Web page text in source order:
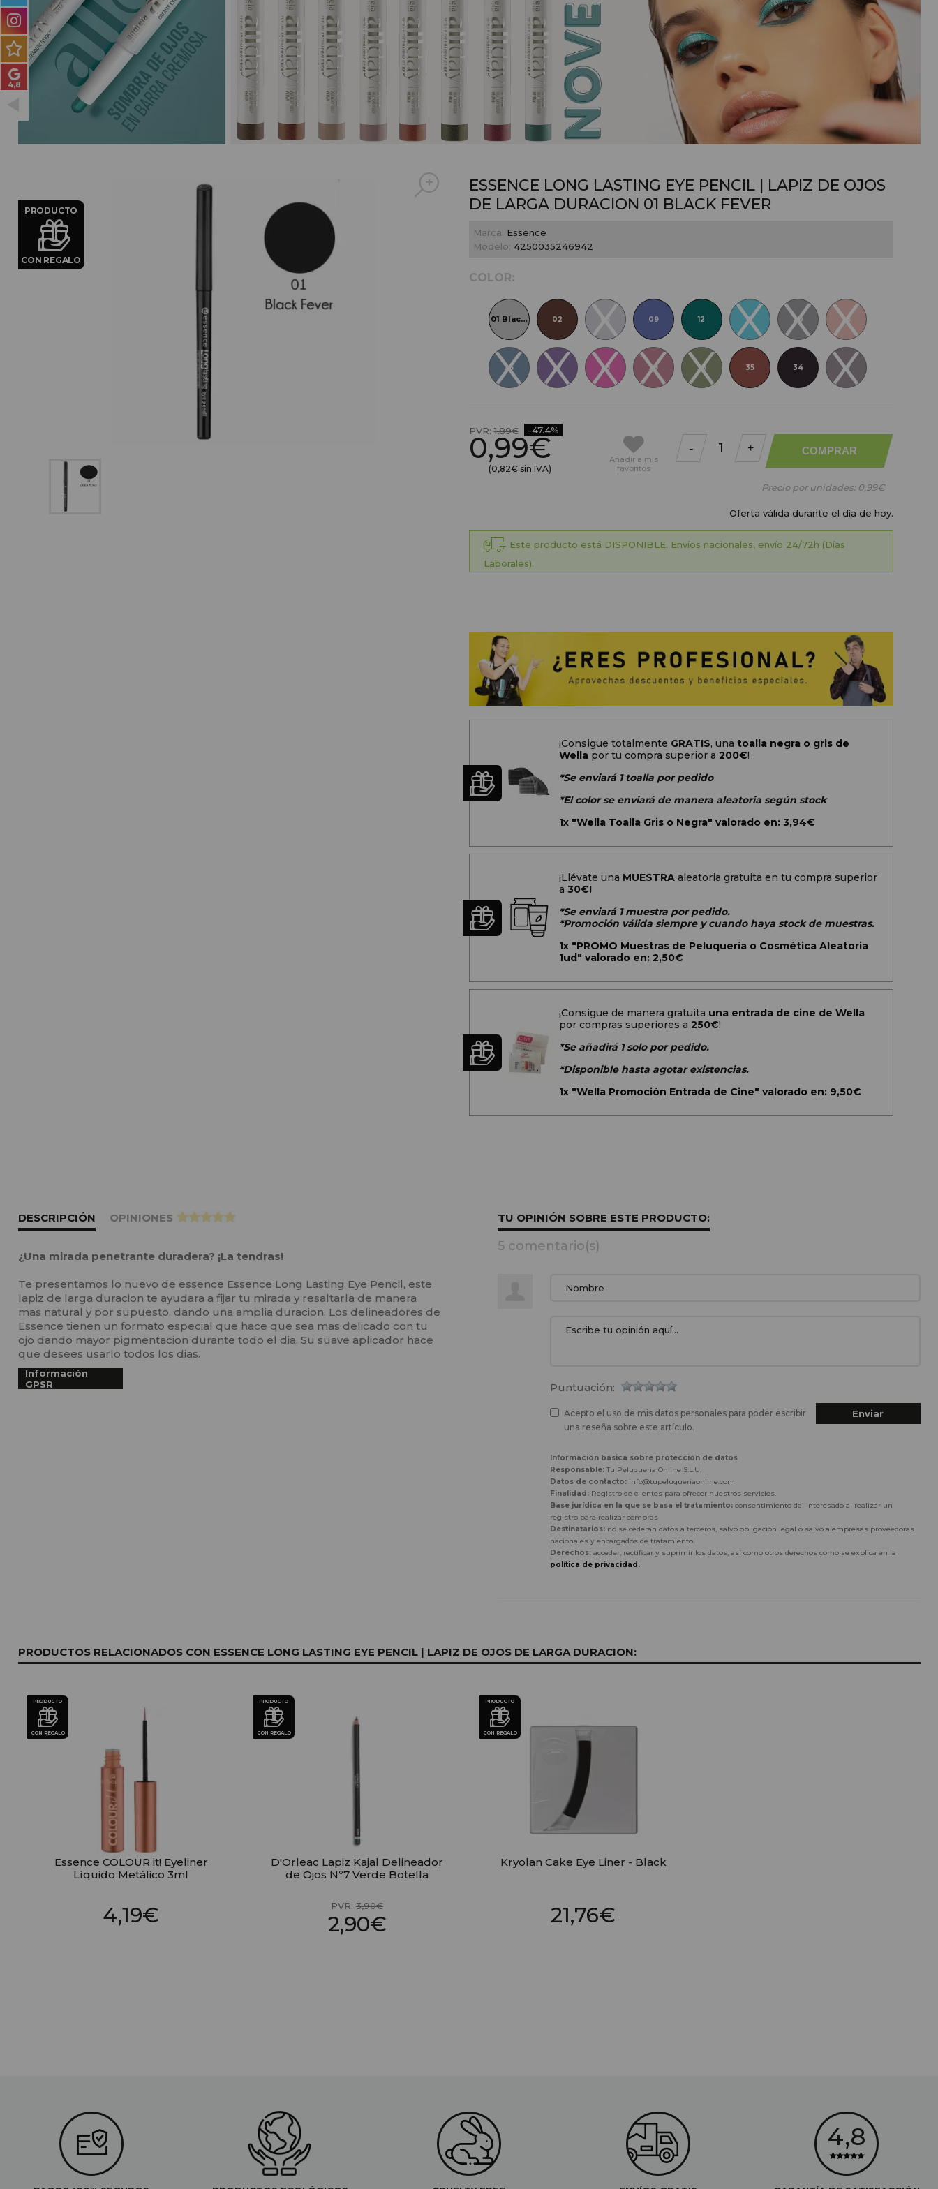
PRODUCTOS PARA
HOMBRES
MÉTODO CURLY
PACKS DE REGALO
OUTLET
PRODUCTO
CON REGALO
ESSENCE LONG LASTING EYE PENCIL | LAPIZ DE OJOS
DE LARGA DURACION 01 BLACK FEVER
Marca: Essence
Modelo: 4250035246942
COLOR:
01 Black Fever 02 05 09 12 17 20 25
26 27 28 29 36 35 34 37
PVR:1,89€ -47.4%
0,99€
(0,82€ sin IVA)
Añadira mis
favoritos
- + COMPRAR
Precio por unidades: 0,99€
Oferta válida durante el día de hoy.
Este producto está DISPONIBLE. Envíos nacionales, envío 24/72h (Días
Laborales).
¡Consigue totalmente GRATIS, una toalla negra o gris de
Wellapor tu compra superior a 200€!
*Se enviará 1 toalla por pedido
*El color se enviará de manera aleatoria según stock
1x "Wella Toalla Gris o Negra" valorado en: 3,94€
¡Llévate una MUESTRA aleatoria gratuita en tu compra superior
a 30€!
*Se enviará 1 muestra por pedido.
*Promoción válida siempre y cuando haya stock de muestras.
1x "PROMO Muestras de Peluquería o Cosmética Aleatoria
1ud" valorado en: 2,50€
¡Consigue de manera gratuita una entrada de cine de Wella
por compras superiores a 250€!
*Se añadirá 1 solo por pedido.
*Disponible hasta agotar existencias.
1x "Wella Promoción Entrada de Cine" valorado en: 9,50€
DESCRIPCIÓN OPINIONES >
¿Una mirada penetrante duradera? ¡La tendras!
Te presentamos lo nuevo de essence Essence Long Lasting Eye Pencil, este
lapiz de larga duracion te ayudara a fijar tu mirada y resaltarla de manera
mas natural y por supuesto, dando una amplia duracion. Los delineadores de
Essence tienen un formato especial que hace que sea mas delicado con tu
ojo dando mayor pigmentacion durante todo el dia. Su suave aplicador hace
que desees usarlo todos los dias.
Información
GPSR
TU OPINIÓN SOBRE ESTE PRODUCTO:
5 comentario(s)
Puntuación:
Acepto el uso de mis datos personales para poder escribir
una reseña sobre este artículo.
Información básica sobre protección de datos
Responsable:Tu Peluqueria Online S.L.U.
Datos de contacto:info@tupeluqueriaonline.com
Finalidad:Registro de clientes para ofrecer nuestros servicios.
Base jurídica en la que se basa el tratamiento:consentimiento del interesado al realizar un
registro para realizar compras
Destinatarios:no se cederán datos a terceros, salvo obligación legal o salvo a empresas proveedoras
nacionales y encargados de tratamiento.
Derechos:acceder, rectificar y suprimir los datos, así como otros derechos como se explica en la
política de privacidad.
PRODUCTOS RELACIONADOS CON ESSENCE LONG LASTING EYE PENCIL | LAPIZ DE OJOS DE LARGA DURACION:
PRODUCTO
CON REGALO
Essence COLOUR it! Eyeliner
Líquido Metálico 3ml
4,19€
PRODUCTO
CON REGALO
D'Orleac Lapiz Kajal Delineador
de Ojos Nº7 Verde Botella
PVR: 3,90€
2,90€
PRODUCTO
CON REGALO
Kryolan Cake Eye Liner - Black
21,76€